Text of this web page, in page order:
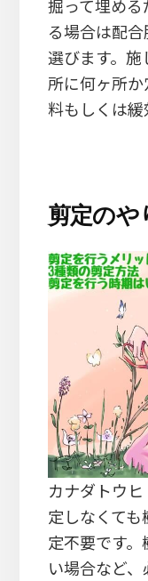
掘って埋める
る場合は配
選びます。
所に何ヶ所
料もしくは緩
剪定のや
カナダトウ
定しなくて
定不要です
い場合など